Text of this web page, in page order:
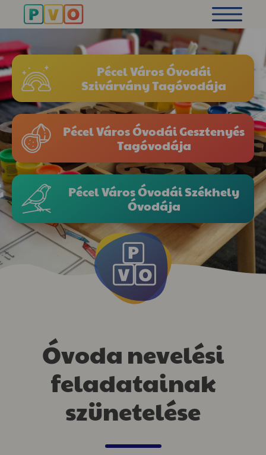
Pécel Város Óvodái
Szivárvány Tagóvodája
Pécel Város Óvodái Gesztenyés
Tagóvodája
Pécel Város Óvodái Székhely
Óvodája
Óvoda nevelési
feladatainak
szünetelése